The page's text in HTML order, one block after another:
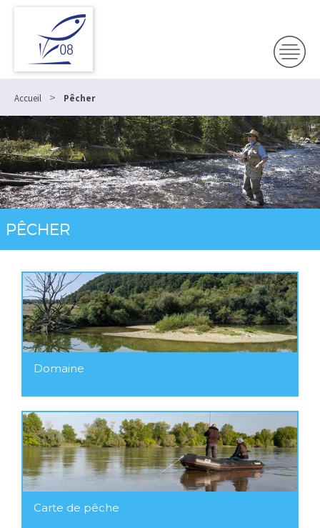
Accueil > Pêcher
PÊCHER
Domaine
Carte de pêche